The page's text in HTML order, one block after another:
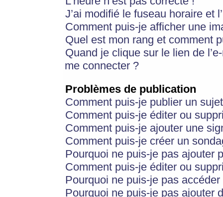
J’ai modifié le fuseau horaire et
Comment puis-je afficher une
Quel est mon rang et comment
Quand je clique sur le lien de
me connecter ?
Problèmes de publication
Comment puis-je publier un
Comment puis-je éditer ou
Comment puis-je ajouter une
Comment puis-je créer un
Pourquoi ne puis-je pas ajouter
Comment puis-je éditer ou
Pourquoi ne puis-je pas
Pourquoi ne puis-je pas ajouter